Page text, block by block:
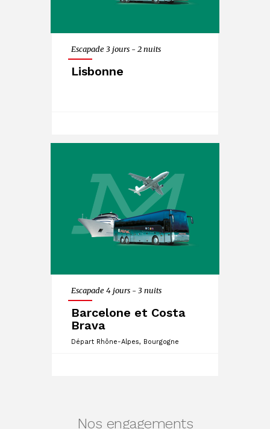
Escapade 3 jours - 2 nuits
Lisbonne
Escapade 4 jours - 3 nuits
Barcelone et Costa
Brava
Départ Rhône-Alpes, Bourgogne
Nos engagements